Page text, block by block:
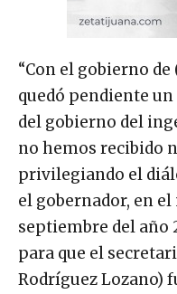
“Con el gobierno de
quedó pendiente
del gobierno del
no hemos recibido
privilegiando el
el gobernador, en
septiembre del año
para que el
Rodríguez Lozano)